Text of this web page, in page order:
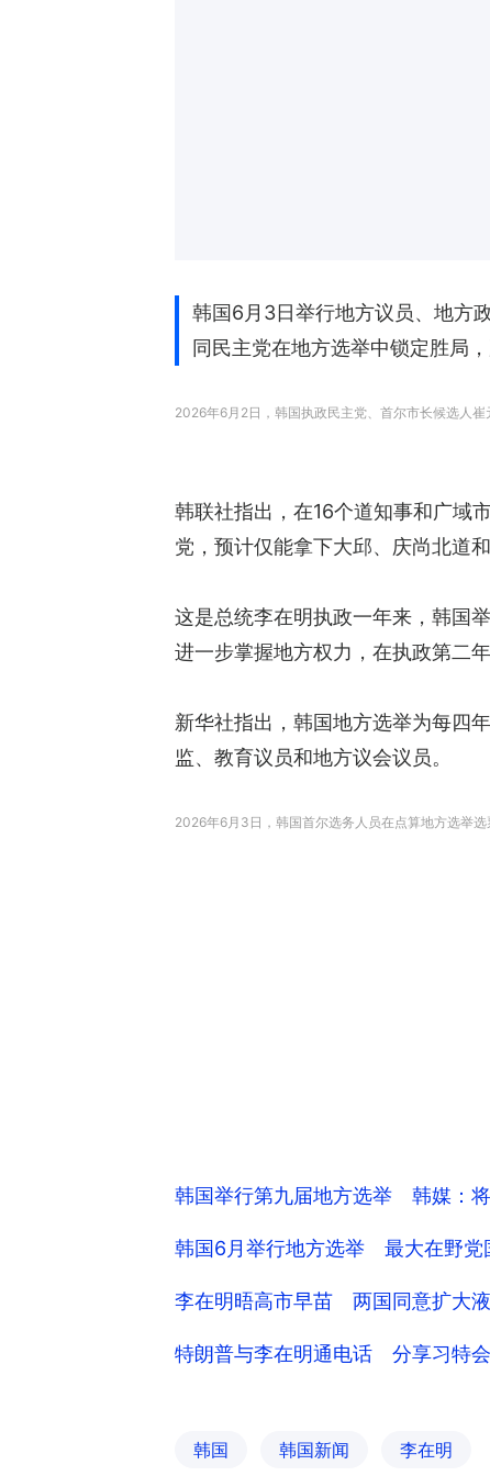
韩国6月3日举行地方议员、地方
同民主党在地方选举中锁定胜局
2026年6月2日，韩国执政民主党、首尔市长候选人
韩联社指出，在16个道知事和广域
党，预计仅能拿下大邱、庆尚北道
这是总统李在明执政一年来，韩国
进一步掌握地方权力，在执政第二
新华社指出，韩国地方选举为每四
监、教育议员和地方议会议员。
2026年6月3日，韩国首尔选务人员在点算地方选举选
韩国举行第九届地方选举 韩媒：
韩国6月举行地方选举 最大在野
李在明晤高市早苗 两国同意扩大
特朗普与李在明通电话 分享习特
韩国 韩国新闻 李在明